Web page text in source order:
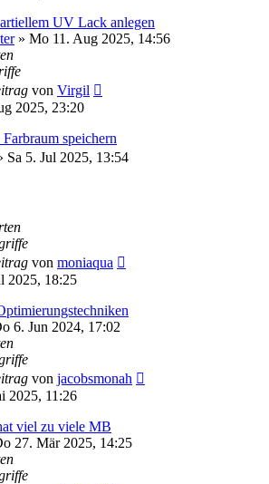
UV Lack anlegen
» Mo 11. Aug 2025, 14:56
von Virgil
2025, 23:20
speichern
Sa 5. Jul 2025, 13:54
von moniaqua
2025, 18:25
6. Jun 2024, 17:02
von jacobsmonah
2025, 11:26
viel zu viele MB
27. Mär 2025, 14:25